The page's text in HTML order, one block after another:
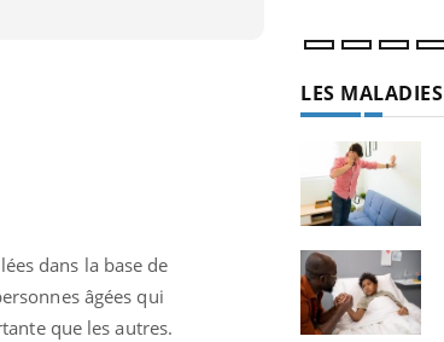
dans la base de
âgées qui
que les autres.
LES MALADIES